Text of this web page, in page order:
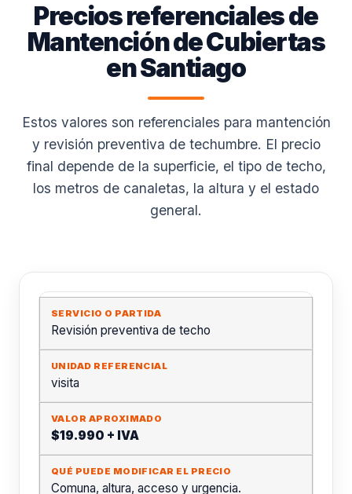
Precios referenciales de
Mantención de Cubiertas
en Santiago
Estos valores son referenciales para mantención
y revisión preventiva de techumbre. El precio
final depende de la superficie, el tipo de techo,
los metros de canaletas, la altura y el estado
general.
Revisión preventiva de techo
visita
$19.990 + IVA
Comuna, altura, acceso y urgencia.